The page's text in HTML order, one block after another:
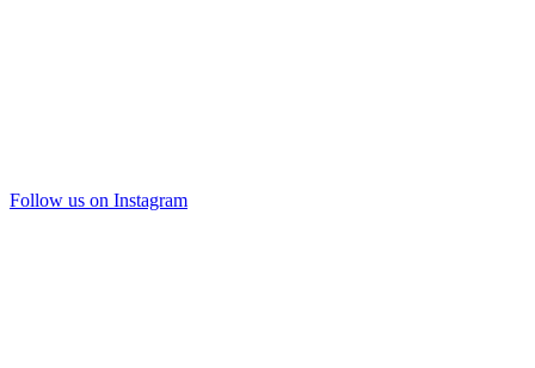
Follow us on Instagram